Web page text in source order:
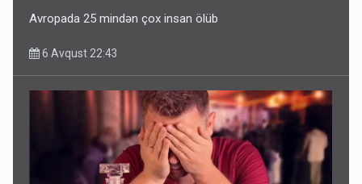
Avropada 25 mindən çox insan ölüb
6 Avqust 22:43